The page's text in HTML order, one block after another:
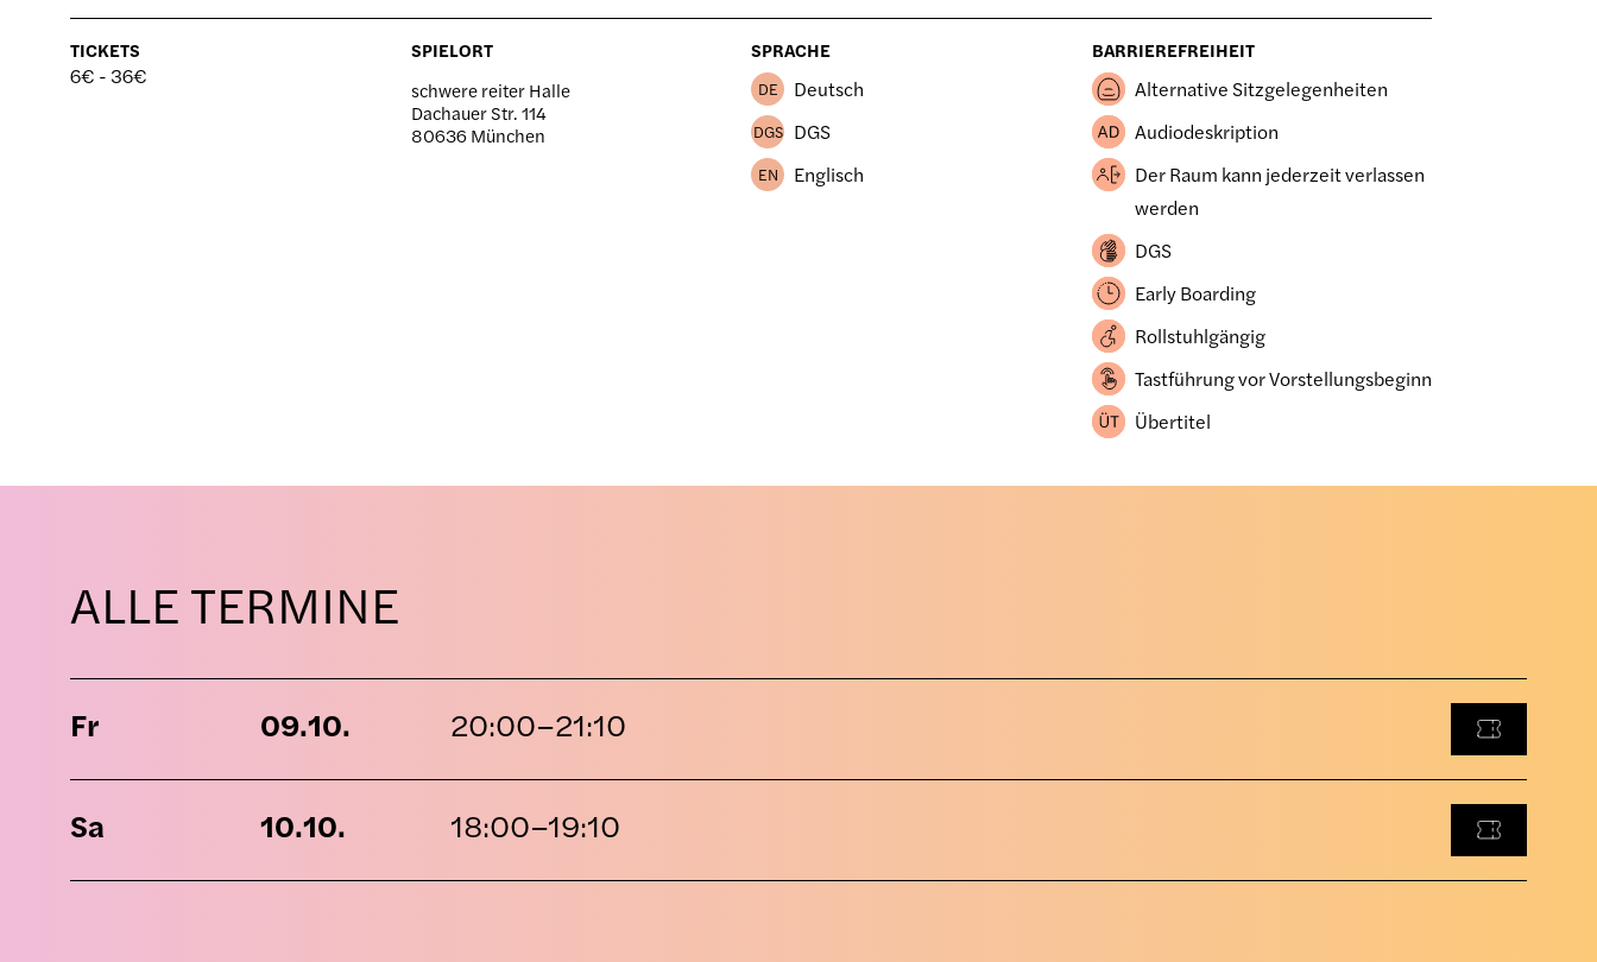
TICKETS
6€ - 36
SPIELORT
schwere reiter Halle
Dachauer Str. 114
80636 München
SPRACHE
DE Deutsch
DGS DGS
EN Englisch
BARRIEREFREIHEIT
Alternative Sitzgelegenheiten
Audiodeskription
Der Raum kann jederzeit verlassen
werden
DGS
Early Boarding
Rollstuhlgängig
Tastführung vor Vorstellungsbeginn
Übertitel
ALLE TERMINE
Fr 09.10. 20:00–21:10
Sa 10.10. 18:00–19:10